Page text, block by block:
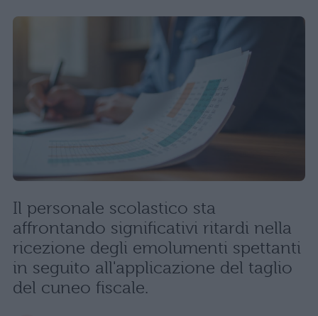
Il personale scolastico sta
affrontando significativi ritardi nella
ricezione degli emolumenti spettanti
in seguito all'applicazione del taglio
del cuneo fiscale.